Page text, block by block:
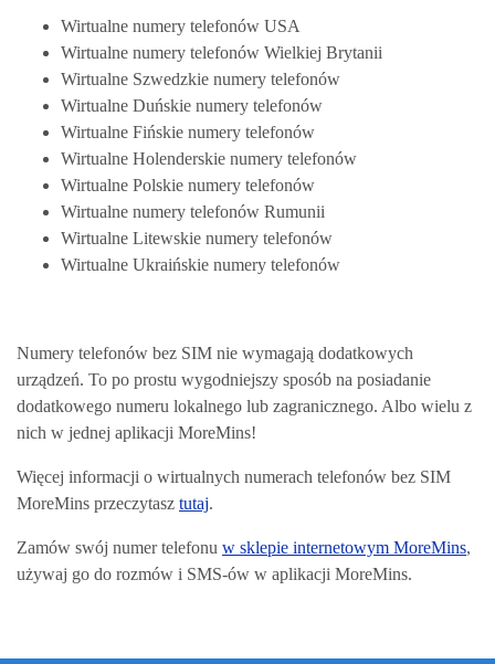
Wirtualne numery telefonów USA
Wirtualne numery telefonów Wielkiej Brytanii
Wirtualne Szwedzkie numery telefonów
Wirtualne Duńskie numery telefonów
Wirtualne Fińskie numery telefonów
Wirtualne Holenderskie numery telefonów
Wirtualne Polskie numery telefonów
Wirtualne numery telefonów Rumunii
Wirtualne Litewskie numery telefonów
Wirtualne Ukraińskie numery telefonów
Numery telefonów bez SIM nie wymagają dodatkowych
urządzeń. To po prostu wygodniejszy sposób na posiadanie
dodatkowego numeru lokalnego lub zagranicznego. Albo wielu z
nich w jednej aplikacji MoreMins!
Więcej informacji o wirtualnych numerach telefonów bez SIM
MoreMins przeczytasz tutaj.
Zamów swój numer telefonu w sklepie internetowym MoreMins,
używaj go do rozmów i SMS-ów w aplikacji MoreMins.